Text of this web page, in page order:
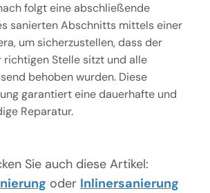
folgt eine abschließende
sanierten Abschnitts mittels einer
um sicherzustellen, dass der
richtigen Stelle sitzt und alle
behoben wurden. Diese
garantiert eine dauerhafte und
Reparatur.
Sie auch diese Artikel:
oder Inlinersanierung